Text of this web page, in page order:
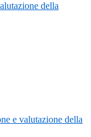
della
e valutazione della